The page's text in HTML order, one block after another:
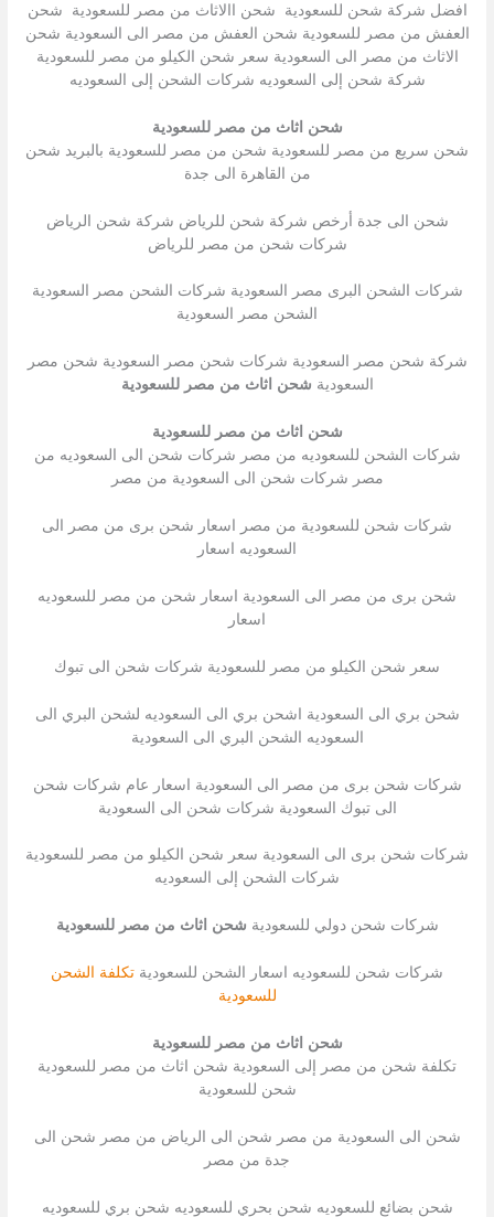
افضل شركة شحن للسعودية شحن االاثاث من مصر للسعودية شحن
العفش من مصر للسعودية شحن العفش من مصر الى السعودية شحن
الاثاث من مصر الى السعودية سعر شحن الكيلو من مصر للسعودية
شركة شحن إلى السعوديه شركات الشحن إلى السعوديه
شحن اثاث من مصر للسعودية
شحن سريع من مصر للسعودية شحن من مصر للسعودية بالبريد شحن
من القاهرة الى جدة
شحن الى جدة أرخص شركة شحن للرياض شركة شحن الرياض
شركات شحن من مصر للرياض
شركات الشحن البرى مصر السعودية شركات الشحن مصر السعودية
الشحن مصر السعودية
شركة شحن مصر السعودية شركات شحن مصر السعودية شحن مصر
السعودية شحن اثاث من مصر للسعودية
شحن اثاث من مصر للسعودية
شركات الشحن للسعوديه من مصر شركات شحن الى السعوديه من
مصر شركات شحن الى السعودية من مصر
شركات شحن للسعودية من مصر اسعار شحن برى من مصر الى
السعوديه اسعار
شحن برى من مصر الى السعودية اسعار شحن من مصر للسعوديه
اسعار
سعر شحن الكيلو من مصر للسعودية شركات شحن الى تبوك
شحن بري الى السعودية اشحن بري الى السعوديه لشحن البري الى
السعوديه الشحن البري الى السعودية
شركات شحن برى من مصر الى السعودية اسعار عام شركات شحن
الى تبوك السعودية شركات شحن الى السعودية
شركات شحن برى الى السعودية سعر شحن الكيلو من مصر للسعودية
شركات الشحن إلى السعوديه
شركات شحن دولي للسعودية شحن اثاث من مصر للسعودية
شركات شحن للسعوديه اسعار الشحن للسعودية تكلفة الشحن
للسعودية
شحن اثاث من مصر للسعودية
تكلفة شحن من مصر إلى السعودية شحن اثاث من مصر للسعودية
شحن للسعودية
شحن الى السعودية من مصر شحن الى الرياض من مصر شحن الى
جدة من مصر
شحن بضائع للسعوديه شحن بحري للسعوديه شحن بري للسعوديه